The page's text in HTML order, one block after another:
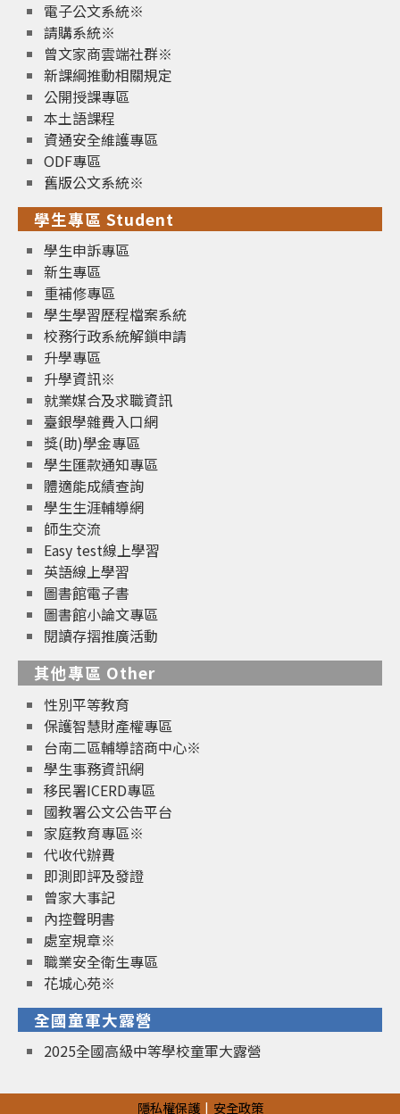
電子公文系統※
請購系統※
曾文家商雲端社群※
新課綱推動相關規定
公開授課專區
本土語課程
資通安全維護專區
ODF專區
舊版公文系統※
學生專區 Student
學生申訴專區
新生專區
重補修專區
學生學習歷程檔案系統
校務行政系統解鎖申請
升學專區
升學資訊※
就業媒合及求職資訊
臺銀學雜費入口網
獎(助)學金專區
學生匯款通知專區
體適能成績查詢
學生生涯輔導網
師生交流
Easy test線上學習
英語線上學習
圖書館電子書
圖書館小論文專區
閱讀存摺推廣活動
其他專區 Other
性別平等教育
保護智慧財產權專區
台南二區輔導諮商中心※
學生事務資訊網
移民署ICERD專區
國教署公文公告平台
家庭教育專區※
代收代辦費
即測即評及發證
曾家大事記
內控聲明書
處室規章※
職業安全衛生專區
花城心苑※
全國童軍大露營
2025全國高級中等學校童軍大露營
隱私權保護 安全政策